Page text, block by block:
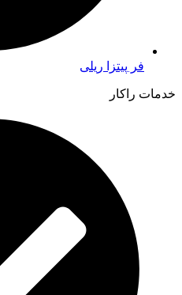
فر پیتزا ریلی
خدمات راکار